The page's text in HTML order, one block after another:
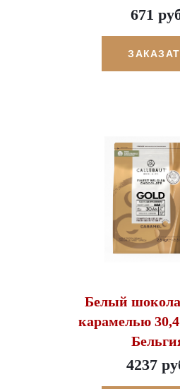
671
Белый
карамелью
4237